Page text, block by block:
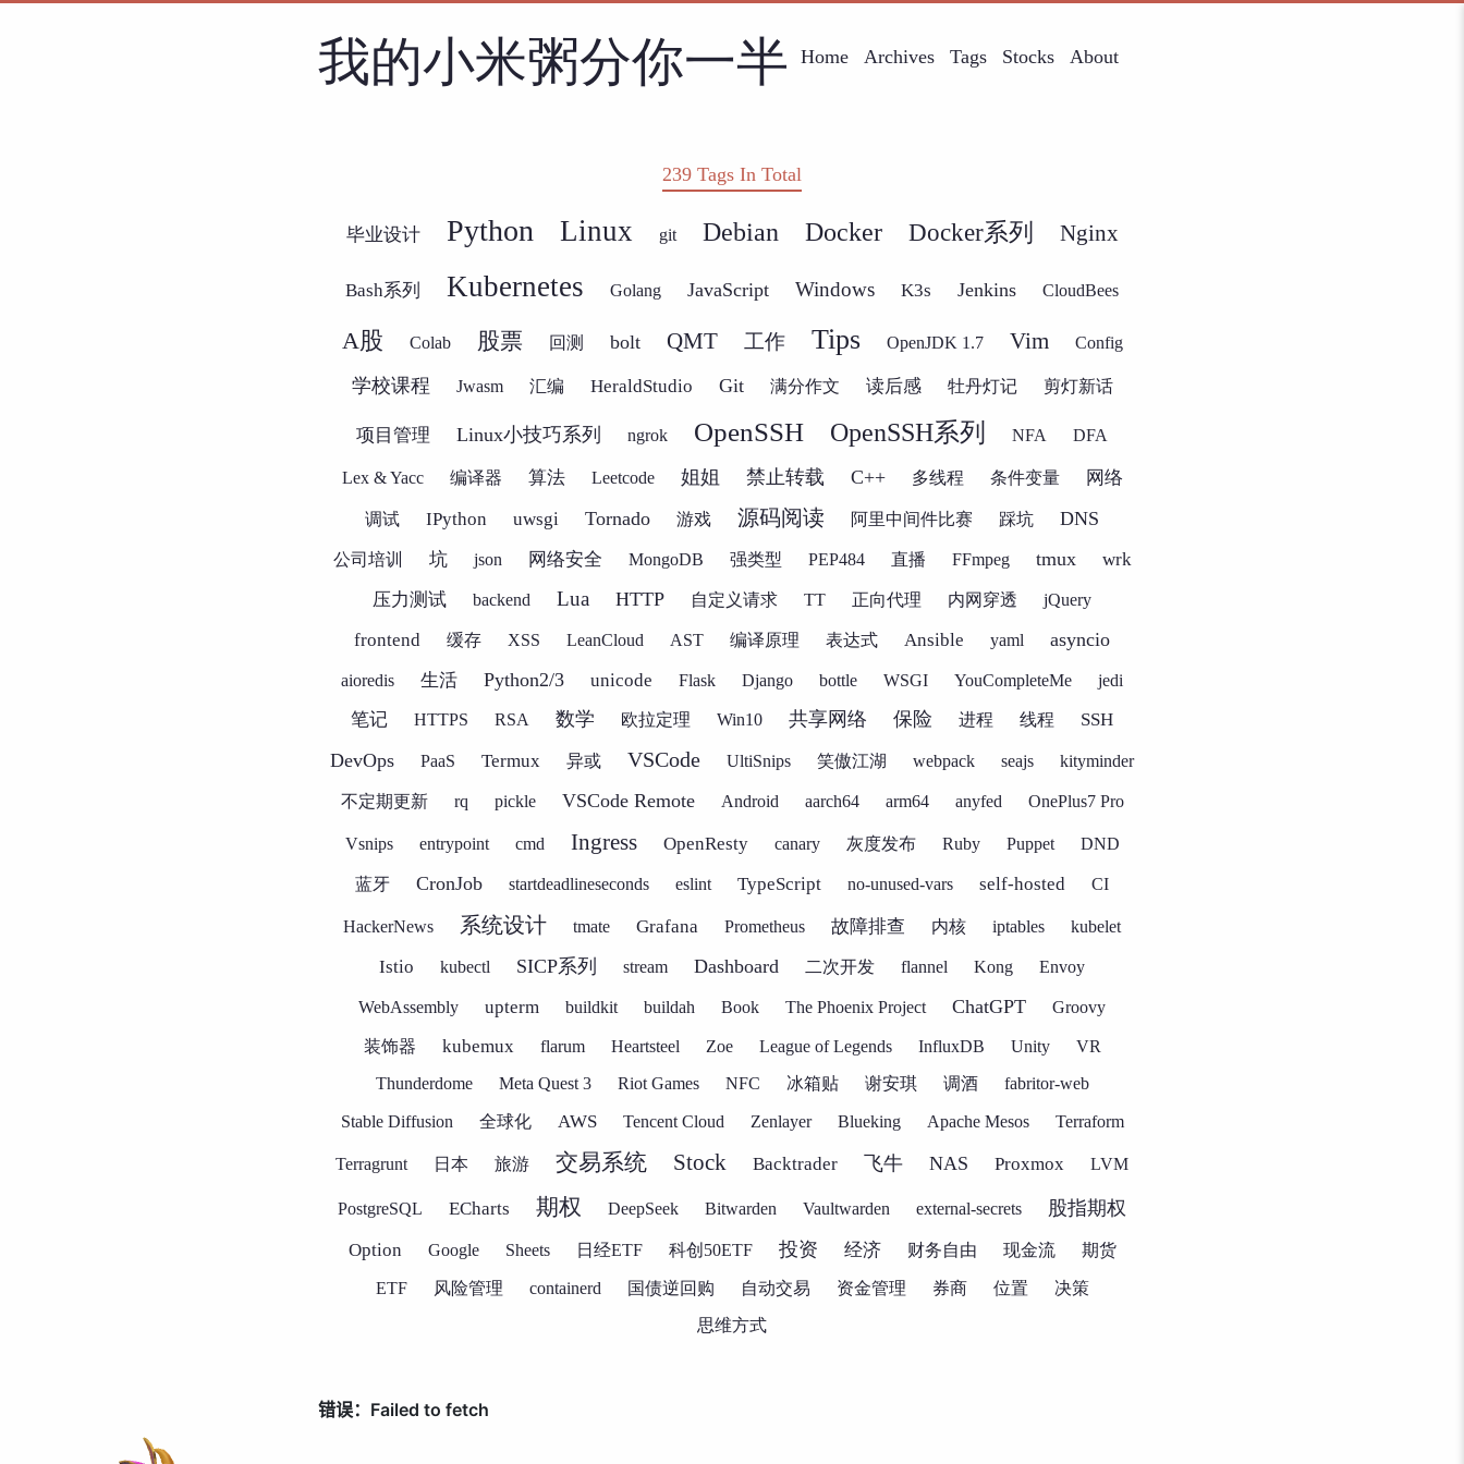
我的小米粥分你一半 Home Archives Tags Stocks About
239 Tags In Total
毕业设计 Python Linux git Debian Docker Docker系列 Nginx
Bash系列 Kubernetes Golang JavaScript Windows K3s Jenkins CloudBees
A股 Colab 股票 回测 bolt QMT 工作 Tips OpenJDK 1.7 Vim Config
学校课程 Jwasm 汇编 HeraldStudio Git 满分作文 读后感 牡丹灯记 剪灯新话
项目管理 Linux小技巧系列 ngrok OpenSSH OpenSSH系列 NFA DFA
Lex & Yacc 编译器 算法 Leetcode 姐姐 禁止转载 C++ 多线程 条件变量 网络
调试 IPython uwsgi Tornado 游戏 源码阅读 阿里中间件比赛 踩坑 DNS
公司培训 坑 json 网络安全 MongoDB 强类型 PEP484 直播 FFmpeg tmux
wrk
压力测试
backend Lua HTTP 自定义请求 TT 正向代理 内网穿透 jQuery
frontend 缓存 XSS LeanCloud AST 编译原理 表达式 Ansible yaml asyncio
aioredis 生活 Python2/3 unicode Flask Django bottle WSGI YouCompleteMe jedi
笔记 HTTPS RSA 数学 欧拉定理 Win10 共享网络 保险 进程 线程 SSH
DevOps PaaS Termux 异或 VSCode UltiSnips 笑傲江湖 webpack seajs kityminder
不定期更新 rq pickle VSCode Remote Android aarch64 arm64 anyfed OnePlus7 Pro
Vsnips entrypoint cmd Ingress OpenResty canary 灰度发布 Ruby Puppet DND
蓝牙 CronJob startdeadlineseconds eslint TypeScript no-unused-vars self-hosted CI
HackerNews 系统设计 tmate Grafana Prometheus 故障排查 内核 iptables kubelet
Istio kubectl SICP系列 stream Dashboard 二次开发 flannel Kong Envoy
WebAssembly upterm buildkit buildah Book The Phoenix Project ChatGPT Groovy
装饰器 kubemux flarum Heartsteel Zoe League of Legends InfluxDB Unity
VR
Thunderdome
Meta Quest 3 Riot Games NFC 冰箱贴 谢安琪 调酒 fabritor-web
Stable Diffusion 全球化 AWS Tencent Cloud Zenlayer Blueking Apache Mesos Terraform
Terragrunt 日本 旅游 交易系统 Stock Backtrader 飞牛 NAS Proxmox LVM
PostgreSQL ECharts 期权 DeepSeek Bitwarden Vaultwarden external-secrets 股指期权
Option Google Sheets 日经ETF 科创50ETF 投资 经济 财务自由 现金流 期货
ETF 风险管理 containerd 国债逆回购 自动交易 资金管理 券商 位置
决策
思维方式